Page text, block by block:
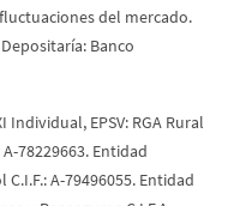
del mercado.
Depositaría: Banco
EPSV: RGA Rural
A-78229663. Entidad
A-79496055. Entidad